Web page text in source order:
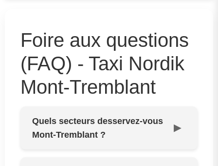
Foire aux questions
(FAQ) - Taxi Nordik
Mont-Tremblant
Quels secteurs desservez-vous
Mont-Tremblant ?